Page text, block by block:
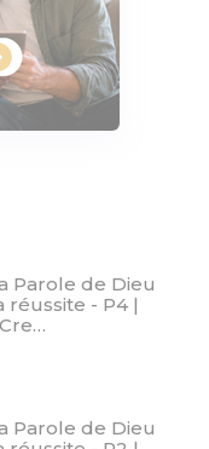
Parole de Dieu
- P4 |
Parole de Dieu